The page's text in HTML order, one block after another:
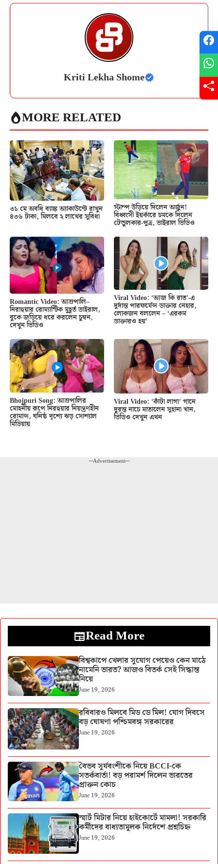
Kriti Lekha Shome
MORE RELATED
৩১ মে অবধি ব্যাঙ্ক অ্যাকাউন্টে রাখুন
৪৩৬ টাকা, মিলবে ২ লাখের সুবিধা
স্টাম্প উড়িয়ে দিলেন অর্জুন!
বিধ্বংসী ইয়র্কারে চমকে দিলেন
টেন্ডুলকার-পুত্র, ভাইরাল ভিডিও
Romantic Video: আম্রপালি–
নিরাহুয়ার রোম্যান্টিক মুহূর্ত ভাইরাল,
বুকে জড়িয়ে ধরে করলেন চুম্বন,
দেখুন ভিডিও
Viral Video: ‘আজ কি রাত’-এ
দুর্দান্ত পারফর্মেন্স ডাক্তার নেহার,
লোকজন বললেন – ‘এরকম
ডাক্তারও হয়’
Bhojpuri Song: আম্রপালির
মোহনীয় রূপে নিরহুয়ার নিয়ন্ত্রণহীন
রোমান্স, ঘনিষ্ঠ দৃশ্যে ঝড় সোশ্যাল
মিডিয়ায়
Viral Video: ‘কাঁটা লাগা’ গানে
দুরন্ত নাচে মাতালেন সুহানা খান,
ভিডিও দেখুন এখন
---Advertisement---
Read More
বিশ্বকাপে খেলার সুযোগ পেয়েও কেন মাঠে
নামেনি ভারত? আজও বিতর্ক সেই সিদ্ধান্ত
নিয়ে
June 19, 2026
রবিবারও মিলবে মিড ডে মিল! যোগ দিবসে
বড় ঘোষণা পশ্চিমবঙ্গ সরকারের
June 19, 2026
বৈভব সূর্যবংশীকে নিয়ে BCCI-কে
সতর্কবার্তা! বড় পরামর্শ দিলেন ভারতের
প্রাক্তন কোচ
June 19, 2026
স্মার্ট মিটার নিয়ে হাইকোর্টে মামলা! সরকারি
কর্মীদের বাধ্যতামূলক নির্দেশে প্রশ্নচিহ্ন
June 19, 2026